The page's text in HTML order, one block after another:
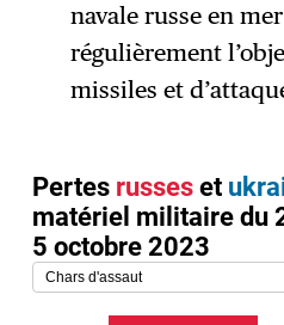
navale russe en
régulièrement
missiles et